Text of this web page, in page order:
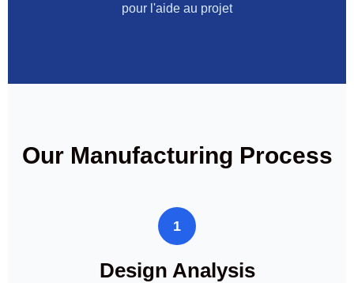
pour l'aide au projet
Our Manufacturing Process
1
Design Analysis